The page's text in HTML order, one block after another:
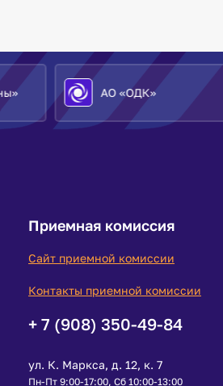
АО «ОДК»
Приемная комиссия
Сайт приемной комиссии
Контакты приемной комиссии
+ 7 (908) 350-49-84
ул. К. Маркса, д. 12, к. 7
Пн-Пт 9:00-17:00, Сб 10:00-13:00